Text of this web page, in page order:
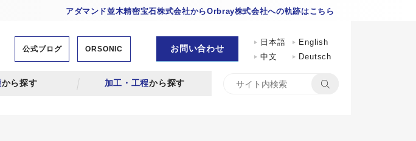
アダマンド並木精密宝石株式会社からOrbray株式会社への軌跡はこちら
から探す 加工・工程から探す
公式ブログ ORSONIC お問い合わせ
日本語
English
中文
Deutsch